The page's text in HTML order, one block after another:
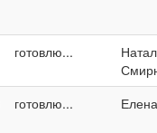
готовлю...
готовлю...